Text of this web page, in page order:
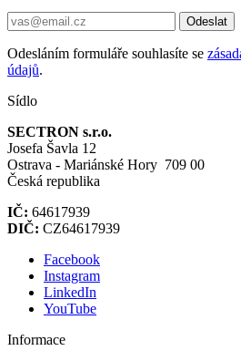
Odeslat
Odesláním formuláře souhlasíte se
údajů.
Sídlo
SECTRON s.r.o.
Josefa Šavla 12
Ostrava - Mariánské Hory 709 00
Česká republika
IČ: 64617939
DIČ: CZ64617939
Facebook
Instagram
LinkedIn
YouTube
Informace